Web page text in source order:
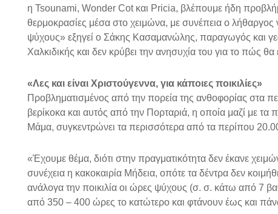
η Tsounami, Wonder Cot και Pricia, βλέπουμε ήδη
θερμοκρασίες μέσα στο χειμώνα, με συνέπεια ο
ψύχους» εξηγεί ο Σάκης Κασαμανώλης, παραγωγός και
Χαλκιδικής και δεν κρύβει την ανησυχία του για το πώς θα
«Λες και είναι Χριστούγεννα, για κάποιες ποικιλίες»
Προβληματισμένος από την πορεία της ανθοφορίας στα
βερίκοκα και αυτός από την Πορταριά, η οποία μαζί με
Μάμα, συγκεντρώνει τα περισσότερα από τα περίπου
«Έχουμε θέμα, διότι στην πραγματικότητα δεν έκανε
συνέχεια η κακοκαιρία Μήδεια, οπότε τα δέντρα δεν
ανάλογα την ποικιλία οι ώρες ψύχους (σ. σ. κάτω από 7
από 350 – 400 ώρες το κατώτερο και φτάνουν έως και